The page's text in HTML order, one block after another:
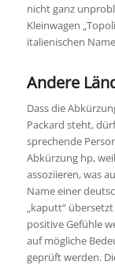
nicht ganz
Kleinwagen
italienischen
Andere
Dass die
Packard steht,
sprechende
Abkürzung hp,
assoziieren, was
Name einer
„kaputt“
positive Gefühle
auf mögliche
geprüft werden.